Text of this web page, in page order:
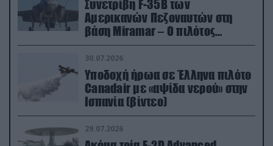
Συνετρίβη F-35B των
Αμερικανών Πεζοναυτών στη
βάση Miramar – Ο πιλότος
εκτινάχθηκε εγκαίρως
30.07.2026
Υποδοχή ήρωα σε Έλληνα πιλότο
Canadair με «αψίδα νερού» στην
Ισπανία (βίντεο)
29.07.2026